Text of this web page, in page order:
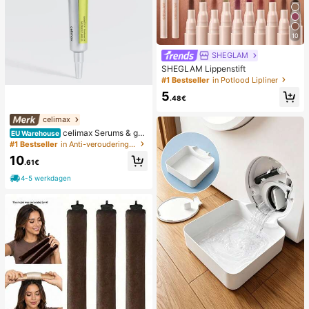
celimax
EU Warehouse celimax Serums & gez
ichtsbehandelingen
#1 Bestseller in Anti-veroudering Serums & Gezichtsbehandelingen
10.61€
4-5 werkdagen
10
SHEGLAM
SHEGLAM Lippenstift
#1 Bestseller in Potlood Lipliner
5.48€